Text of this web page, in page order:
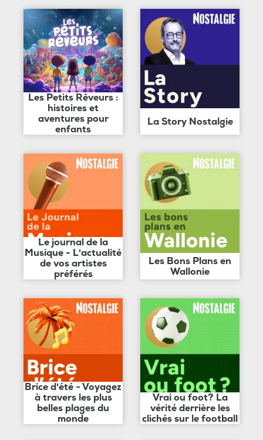
Les Petits Rêveurs :
histoires et
aventures pour
enfants
La Story Nostalgie
Le journal de la
Musique - L'actualité
de vos artistes
préférés
Les Bons Plans en
Wallonie
Brice d'été - Voyagez
à travers les plus
belles plages du
monde
Vrai ou foot? La
vérité derrière les
clichés sur le football